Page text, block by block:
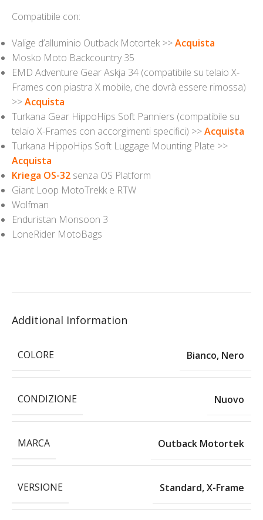
Compatibile con:
Valige d’alluminio Outback Motortek >>Acquista
Mosko Moto Backcountry 35
EMD Adventure Gear Askja 34 (compatibile su telaio X-
Frames con piastra X mobile, che dovrà essere rimossa)
>>Acquista
Turkana Gear HippoHips Soft Panniers (compatibile su
telaio X-Frames con accorgimenti specifici) >>Acquista
Turkana HippoHips Soft Luggage Mounting Plate >>
Acquista
Kriega OS-32 senza OS Platform
Giant Loop MotoTrekk e RTW
Wolfman
Enduristan Monsoon 3
LoneRider MotoBags
Additional Information
COLORE Bianco, Nero
CONDIZIONE Nuovo
MARCA Outback Motortek
VERSIONE Standard,X-Frame